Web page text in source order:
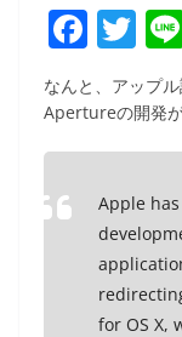
F
c
e
b
o
o
k
T
w
itt
er
なんと、アップ
Apertureの開発が
Apple
for OS X,